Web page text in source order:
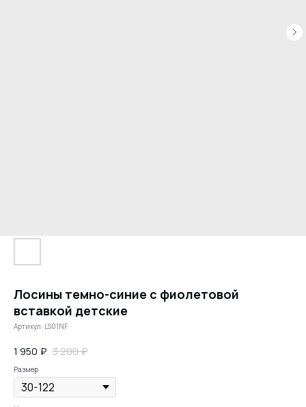
Лосины темно-синие с фиолетовой
вставкой детские
Артикул: LS01NF
1 950 ₽ 3 200 ₽
Размер